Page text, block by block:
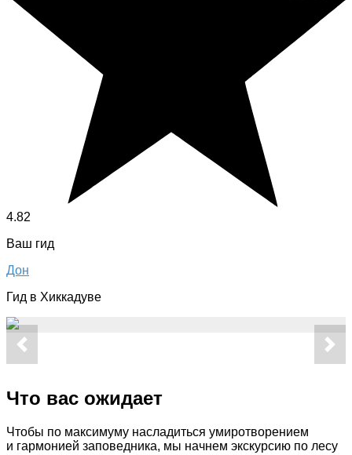
4.82
Ваш гид
Дон
Гид в Хиккадуве
Что вас ожидает
Чтобы по максимуму насладиться умиротворением
и гармонией заповедника, мы начнем экскурсию по лесу